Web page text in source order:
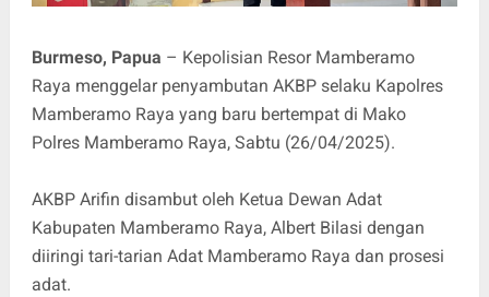
Burmeso, Papua – Kepolisian Resor Mamberamo
Raya menggelar penyambutan AKBP selaku Kapolres
Mamberamo Raya yang baru bertempat di Mako
Polres Mamberamo Raya, Sabtu (26/04/2025).
AKBP Arifin disambut oleh Ketua Dewan Adat
Kabupaten Mamberamo Raya, Albert Bilasi dengan
diiringi tari-tarian Adat Mamberamo Raya dan prosesi
adat.